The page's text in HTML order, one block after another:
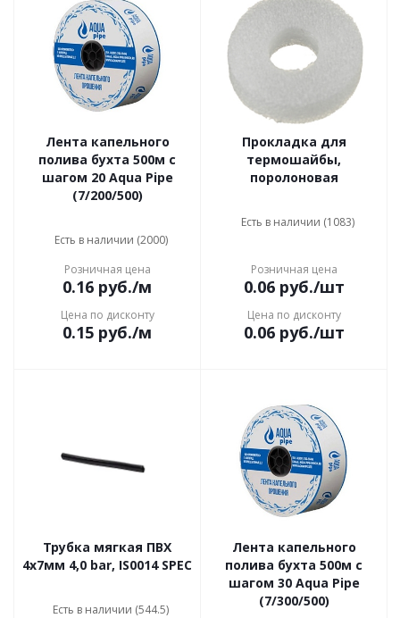
Лента капельного
полива бухта 500м с
шагом 20 Aqua Pipe
(7/200/500)
Есть в наличии (2000)
Розничная цена
0.16 руб./м
Цена по дисконту
0.15 руб./м
Прокладка для
термошайбы,
поролоновая
Есть в наличии (1083)
Розничная цена
0.06руб./шт
Цена по дисконту
0.06руб./шт
Трубка мягкая ПВХ
4х7мм 4,0 bar, IS0014 SPEC
Есть в наличии (544.5)
Лента капельного
полива бухта 500м с
шагом 30 Aqua Pipe
(7/300/500)